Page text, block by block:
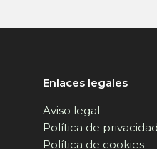
Enlaces legales
Aviso legal
Política de privacidad
Política de cookies